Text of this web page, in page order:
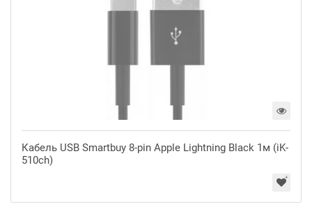
Кабель USB Smartbuy 8-pin Apple Lightning Black 1м (iK-
510ch)